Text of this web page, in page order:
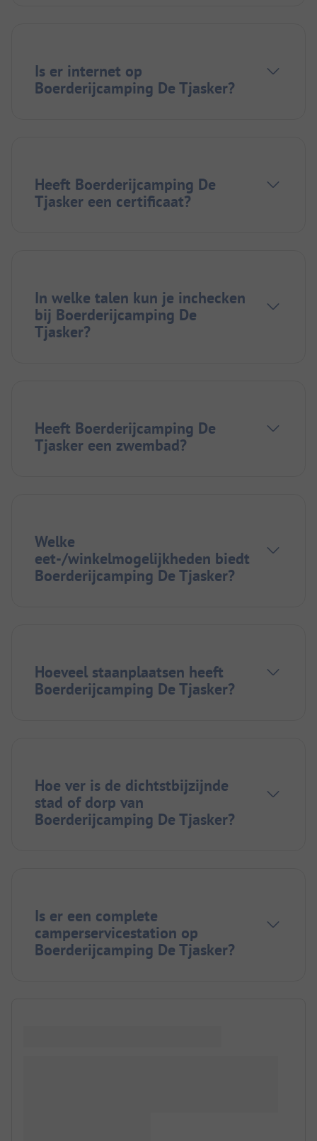
Is er internet op
Boerderijcamping De Tjasker?
Heeft Boerderijcamping De
Tjasker een certificaat?
In welke talen kun je inchecken
bij Boerderijcamping De
Tjasker?
Heeft Boerderijcamping De
Tjasker een zwembad?
Welke
eet-/winkelmogelijkheden biedt
Boerderijcamping De Tjasker?
Hoeveel staanplaatsen heeft
Boerderijcamping De Tjasker?
Hoe ver is de dichtstbijzijnde
stad of dorp van
Boerderijcamping De Tjasker?
Is er een complete
camperservicestation op
Boerderijcamping De Tjasker?